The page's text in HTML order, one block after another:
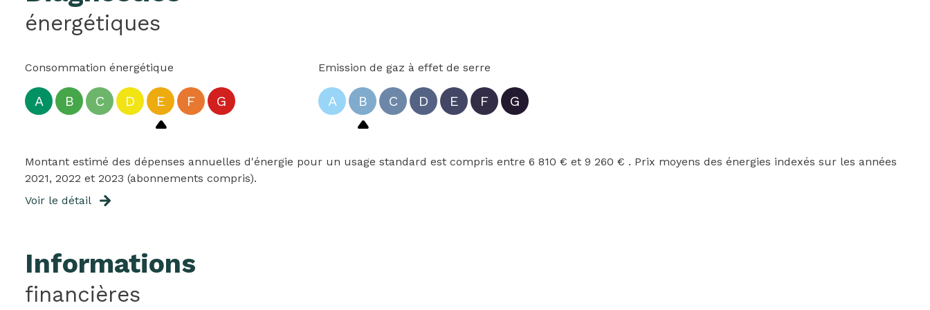
énergétiques
Consommation énergétique
A B C D E F G
Emission de gaz à effet de serre
A B C D E F G
Montant estimé des dépenses annuelles d'énergie pour un usage standard est compris entre 6 810 € et 9 260 € . Prix moyens des énergies indexés sur les années
2021, 2022 et 2023 (abonnements compris).
Voir le détail
Informations
financières